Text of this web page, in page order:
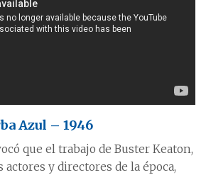
Azul – 1946
que el trabajo de Buster Keaton,
y directores de la época,